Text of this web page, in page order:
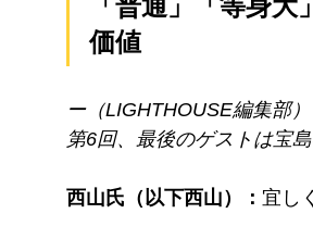
価値
ー（LIGHTHOUSE編集部
第6回、最後のゲストは宝
西山氏（以下西山）： 宜し